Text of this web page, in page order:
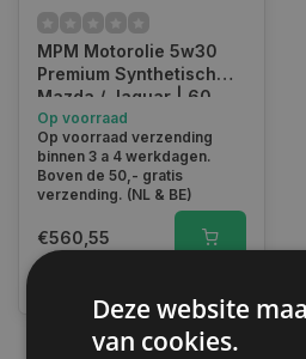
MPM Motorolie 5w30
Premium Synthetisch
Mazda / Jaguar | 60
Liter | 05060EF
Op voorraad
Op voorraad verzending
binnen 3 a 4 werkdagen.
Boven de 50,- gratis
verzending. (NL & BE)
€560,55
Deze website
van cookies.